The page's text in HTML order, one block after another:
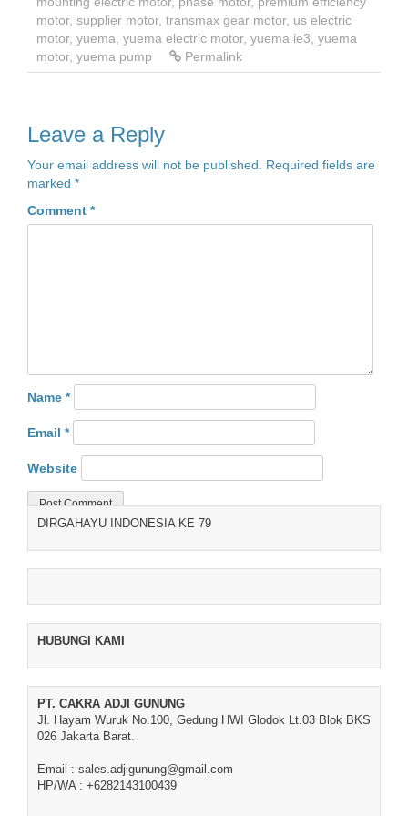
motor, supplier motor, transmax gear motor, us electric
motor, yuema yuema electric motor, yuema ie3 yuema
motor, yuema pump Permalink
Leave a Reply
Your email address will not be published.
Required fields are
marked *
Comment *
Name *
Email *
Website
DIRGAHAYU INDONESIA KE 79
HUBUNGI KAMI
PT. CAKRA ADJI GUNUNG
Jl. Hayam Wuruk No.100, Gedung HWI Glodok Lt.03 Blok BKS
026 Jakarta Barat.
Email : sales.adjigunung@gmail.com
HP/WA : +6282143100439